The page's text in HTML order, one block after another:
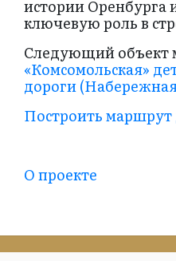
истории Оренбурга
ключевую роль в
Следующий объект
«Комсомольская»
дороги
Построить маршрут
О проекте